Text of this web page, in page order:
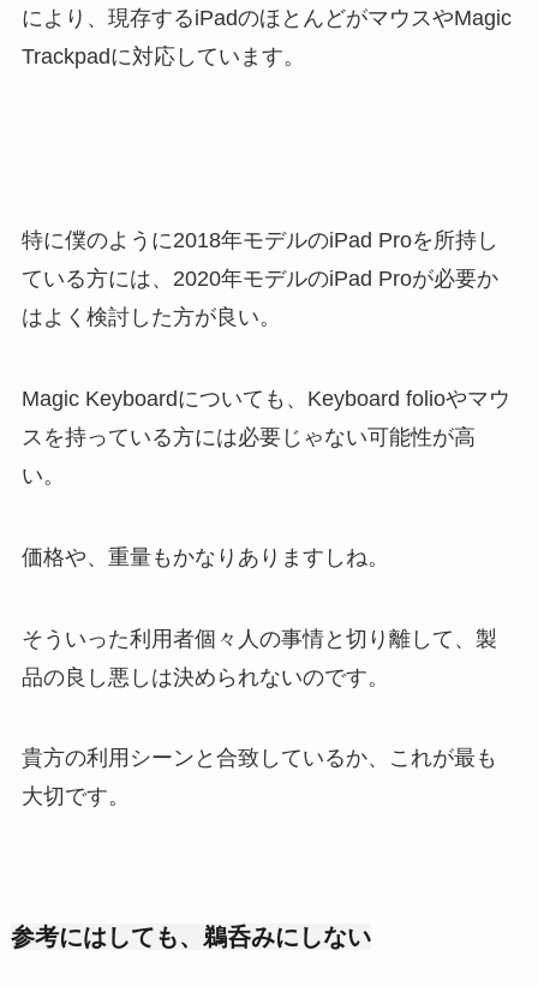
により、現存するiPadのほとんどがマウスやMagic
Trackpadに対応しています。
特に僕のように2018年モデルのiPad Proを所持し
ている方には、2020年モデルのiPad Proが必要か
はよく検討した方が良い。
Magic Keyboardについても、Keyboard folioやマウ
スを持っている方には必要じゃない可能性が高
い。
価格や、重量もかなりありますしね。
そういった利用者個々人の事情と切り離して、製
品の良し悪しは決められないのです。
貴方の利用シーンと合致しているか、これが最も
大切です。
参考にはしても、鵜呑みにしない